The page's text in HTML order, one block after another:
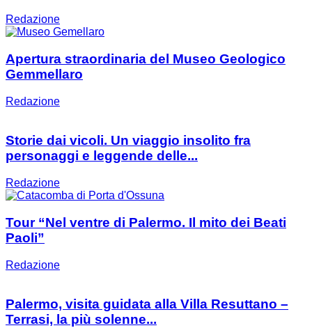
Redazione
Apertura straordinaria del Museo Geologico
Gemmellaro
Redazione
Storie dai vicoli. Un viaggio insolito fra
personaggi e leggende delle...
Redazione
Tour “Nel ventre di Palermo. Il mito dei Beati
Paoli”
Redazione
Palermo, visita guidata alla Villa Resuttano –
Terrasi, la più solenne...